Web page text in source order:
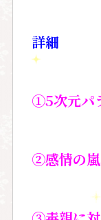
詳細
①5次元パ
②感情の嵐